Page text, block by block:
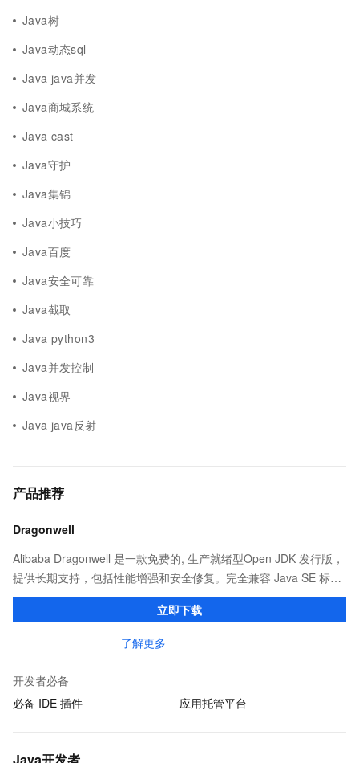
Java树
Java动态sql
Java java并发
Java商城系统
Java cast
Java守护
Java集锦
Java小技巧
Java百度
Java安全可靠
Java截取
Java python3
Java并发控制
Java视界
Java java反射
产品推荐
Dragonwell
Alibaba Dragonwell 是一款免费的, 生产就绪型Open JDK 发行版，
提供长期支持，包括性能增强和安全修复。完全兼容 Java SE 标
准，您可以在任何常用操作系统（包括 Linux、Windows 和
macOS）上开发 Java 应用程序。立即下载
了解更多
开发者必备
必备 IDE 插件
应用托管平台